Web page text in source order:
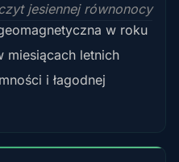
jesiennej równonocy
w roku
miesiącach letnich
i łagodnej